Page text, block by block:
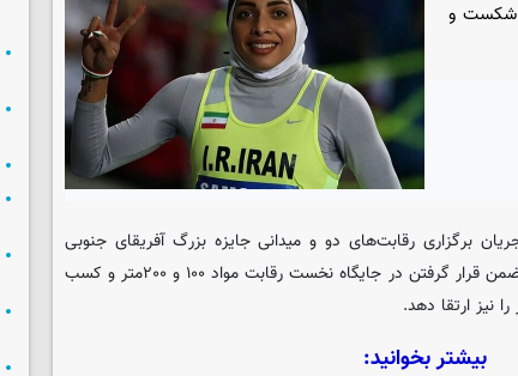
شکست و
برگزاری رقابت‌های دو و میدانی جایزه بزرگ آفریقای جنوبی
مریم طوسی دونده کشورمان موفق شد ضمن قرار گرفتن در جایگاه نخست رقابت مواد ۱۰۰ و ۲۰۰متر و کسب
بیشتر بخوانید: